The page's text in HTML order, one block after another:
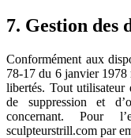
7. Gestion des
Conformément aux
78-17 du 6 janvier
libertés. Tout utilisateur
de suppression et
concernant. Pour
sculpteurstrill.com par